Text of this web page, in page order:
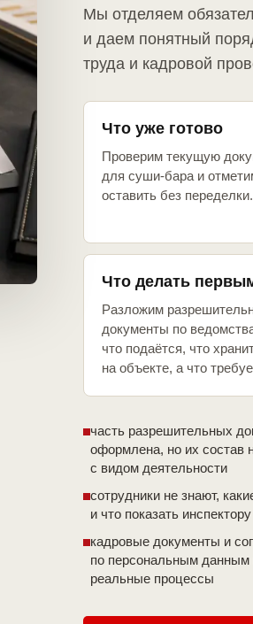
Мы отделяем
и даем понятный
труда и кадровой
Что уже готово
Проверим текущую
для суши-бара и
оставить без переделки.
Что делать
Разложим
документы по
что подаётся, что
на объекте, а что
часть разрешительных
оформлена, но их состав
с видом деятельности
сотрудники не знают,
и что показать
кадровые документы и
по персональным данным
реальные процессы